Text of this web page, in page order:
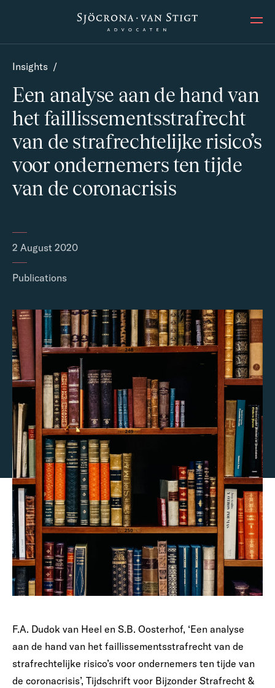
Insights /
Een analyse aan de hand van
het faillissementsstrafrecht
van de strafrechtelijke risico’s
voor ondernemers ten tijde
van de coronacrisis
2 August 2020
Publications
F.A. Dudok van Heel en S.B. Oosterhof, ‘Een analyse
aan de hand van het faillissementsstrafrecht van de
strafrechtelijke risico’s voor ondernemers ten tijde van
de coronacrisis’, Tijdschrift voor Bijzonder Strafrecht &